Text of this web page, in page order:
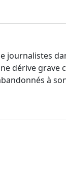
journalistes
dérive grave
à